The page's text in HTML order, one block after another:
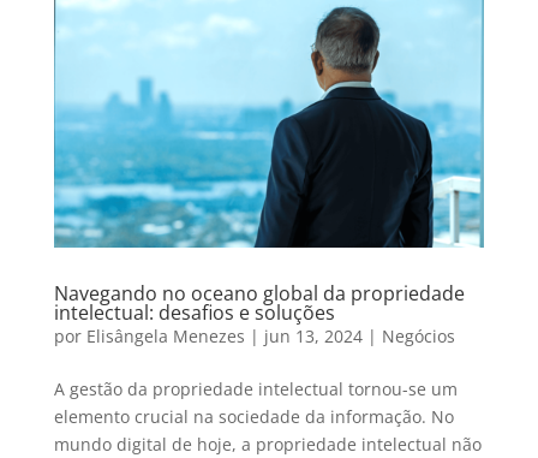
Navegando no oceano global da propriedade
intelectual: desafios e soluções
por Elisângela Menezes | jun 13, 2024| Negócios
A gestão da propriedade intelectual tornou-se um
elemento crucial na sociedade da informação. No
mundo digital de hoje, a propriedade intelectual não